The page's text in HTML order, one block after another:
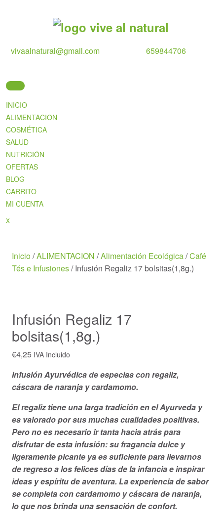
vivaalnatural@gmail.com
659844706
INICIO
ALIMENTACION
COSMÉTICA
SALUD
NUTRICIÓN
OFERTAS
BLOG
CARRITO
MI CUENTA
xClose
Inicio/ALIMENTACION /Alimentación Ecológica/Café
Tés e Infusiones/ Infusión Regaliz 17 bolsitas(1,8g.)
Infusión Regaliz 17
bolsitas(1,8g.)
€4,25 IVA Incluido
Infusión Ayurvédica de especias con regaliz,
cáscara de naranja y cardamomo.
El regaliz tiene una larga tradición en el Ayurveda y
es valorado por sus muchas cualidades positivas.
Pero no es necesario ir tanta hacia atrás para
disfrutar de esta infusión: su fragancia dulce y
ligeramente picante ya es suficiente para llevarnos
de regreso a los felices días de la infancia e inspirar
ideas y espíritu de aventura. La experiencia de sabor
se completa con cardamomo y cáscara de naranja,
lo que nos brinda una sensación de confort.